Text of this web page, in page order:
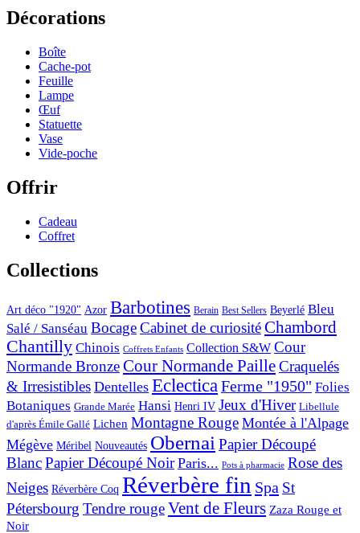
Décorations
Boîte
Cache-pot
Feuille
Lampe
Œuf
Statuette
Vase
Vide-poche
Offrir
Cadeau
Coffret
Collections
Art déco "1920" Azor Barbotines Berain Best Sellers Beyerlé Bleu
Salé / Sanséau BocageCabinet de curiositéChambord
Chantilly Chinois Coffrets Enfants Collection S&W Cour
Normande BronzeCour Normande PailleCraquelés
& Irresistibles Dentelles Eclectica Ferme "1950" Folies
Botaniques Grande Marée Hansi Henri IV Jeux d'Hiver Libellule
d'après Émile Gallé Lichen Montagne Rouge Montée à l'Alpage
Mégève Méribel Nouveautés Obernai Papier Découpé
BlancPapier Découpé Noir Paris... Pots à pharmacie Rose des
Neiges Réverbère Coq Réverbère fin Spa St
Pétersbourg Tendre rougeVent de Fleurs Zaza Rouge et
Noir